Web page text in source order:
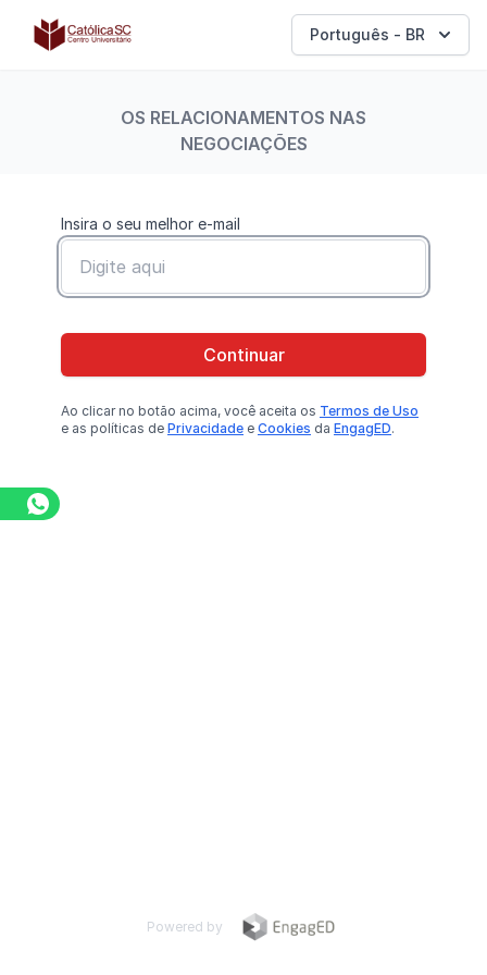
Católica SC | Experts Português - BR
OS RELACIONAMENTOS NAS
NEGOCIAÇÕES
Insira o seu melhor e-mail
Continuar
Ao clicar no botão acima, você aceita os Termos de Uso
e as políticas de Privacidade e Cookies da EngagED.
Powered by